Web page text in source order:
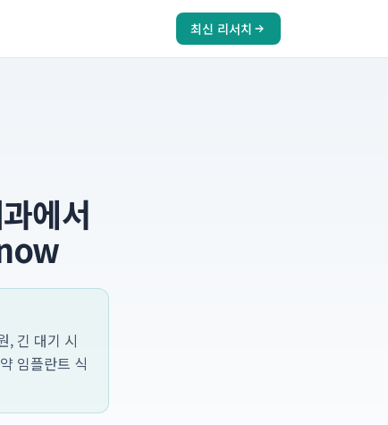
최신 리서치
에서
, 긴 대기 시
임플란트 식